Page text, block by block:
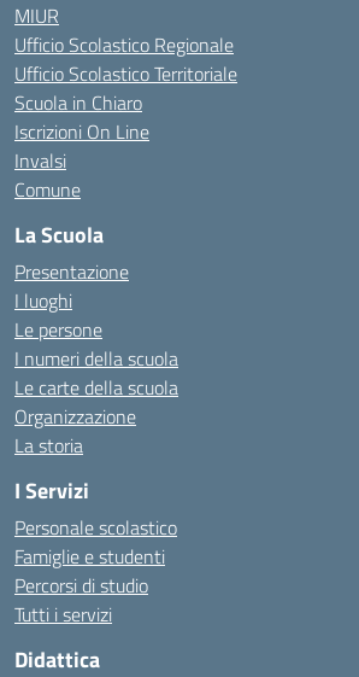
MIUR
Ufficio Scolastico Regionale
Ufficio Scolastico Territoriale
Scuola in Chiaro
Iscrizioni On Line
Invalsi
Comune
La Scuola
Presentazione
I luoghi
Le persone
I numeri della scuola
Le carte della scuola
Organizzazione
La storia
I Servizi
Personale scolastico
Famiglie e studenti
Percorsi di studio
Tutti i servizi
Didattica